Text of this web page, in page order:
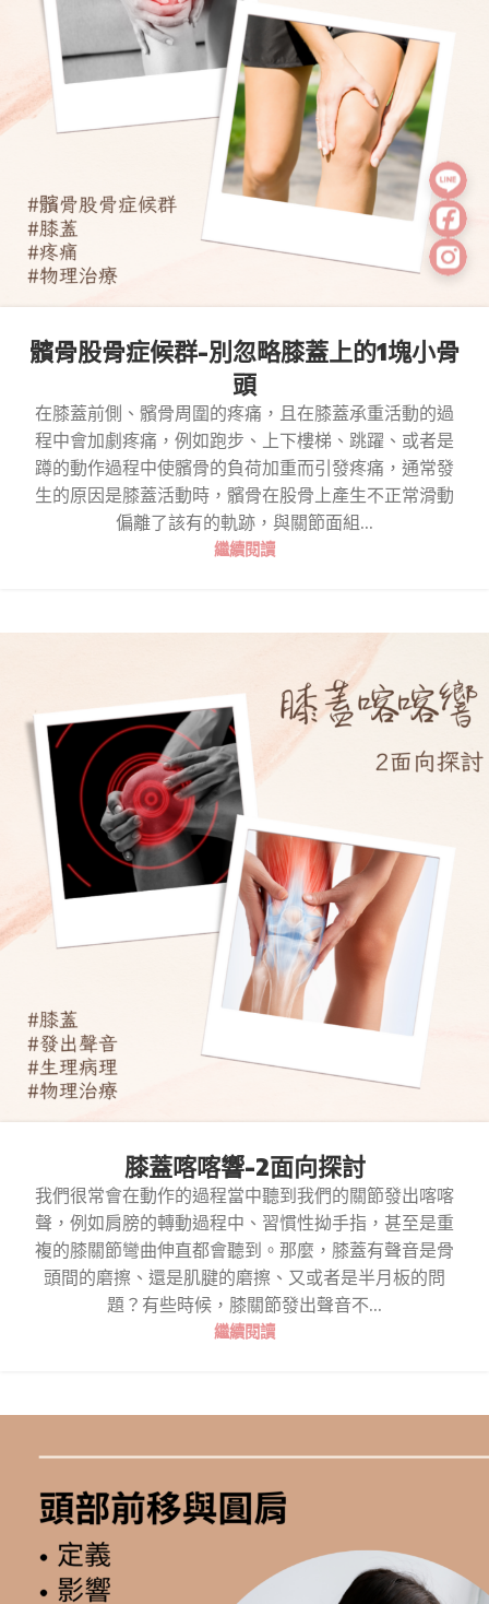
髕骨股骨症候群-別忽略膝蓋上的1塊小骨
頭
在膝蓋前側、髕骨周圍的疼痛，且在膝蓋承重活動的過
程中會加劇疼痛，例如跑步、上下樓梯、跳躍、或者是
蹲的動作過程中使髕骨的負荷加重而引發疼痛，通常發
生的原因是膝蓋活動時，髕骨在股骨上產生不正常滑動
偏離了該有的軌跡，與關節面組...
繼續閱讀
膝蓋喀喀響-2面向探討
我們很常會在動作的過程當中聽到我們的關節發出喀喀
聲，例如肩膀的轉動過程中、習慣性拗手指，甚至是重
複的膝關節彎曲伸直都會聽到。那麼，膝蓋有聲音是骨
頭間的磨擦、還是肌腱的磨擦、又或者是半月板的問
題？有些時候，膝關節發出聲音不...
繼續閱讀